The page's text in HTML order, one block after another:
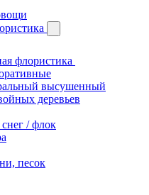
флористика
высушенный
деревьев
/ флок
песок